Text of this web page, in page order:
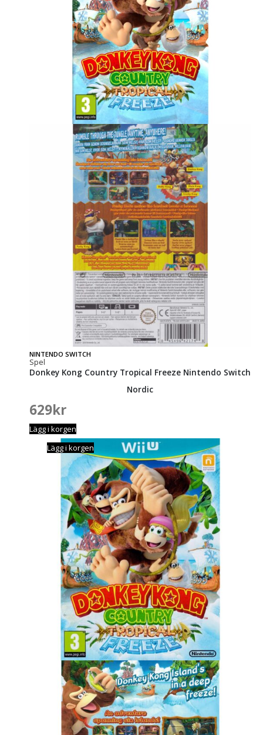
NINTENDO SWITCH
Spel
Donkey Kong Country Tropical Freeze Nintendo Switch
Nordic
629kr
Lägg i korgen
Lägg i korgen